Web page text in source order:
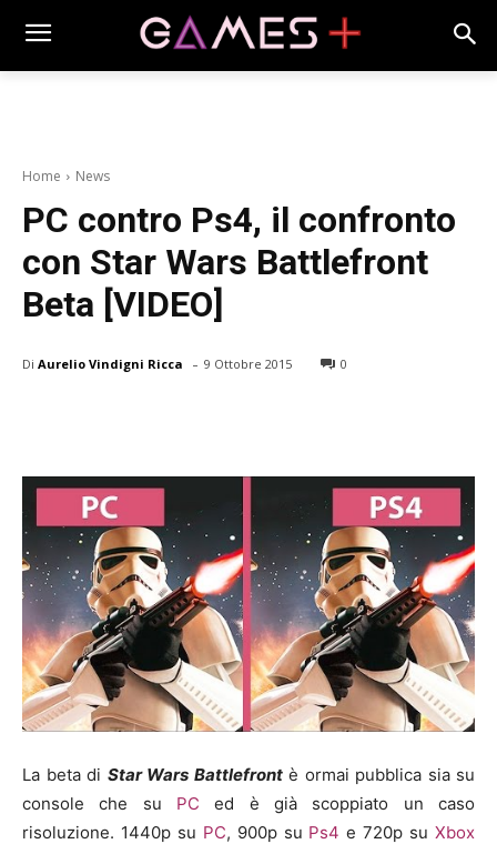
Home News
PC contro Ps4, il confronto
con Star Wars Battlefront
Beta [VIDEO]
Di Aurelio Vindigni Ricca - 9 Ottobre 2015 0
La beta di Star Wars Battlefrontè ormai pubblica sia su
console che su PC ed è già scoppiato un caso
risoluzione. 1440p su PC, 900p su Ps4 e 720p suXbox